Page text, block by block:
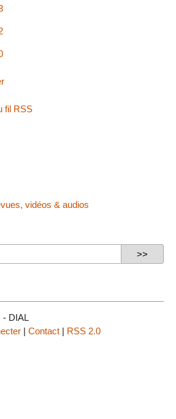
fil RSS
vidéos & audios
- DIAL
| Contact | RSS 2.0